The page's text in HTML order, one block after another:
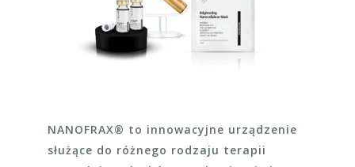
NANOFRAX® to innowacyjne urządzenie
służące do różnego rodzaju terapii